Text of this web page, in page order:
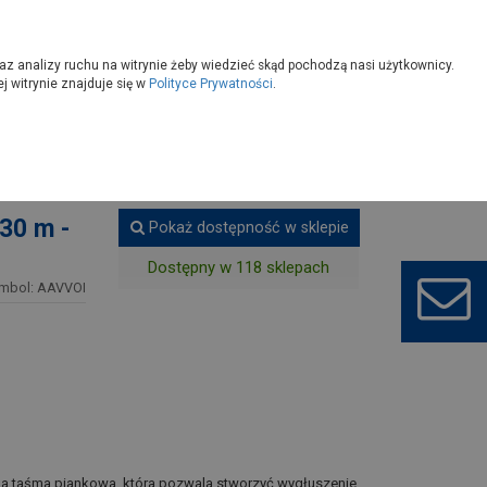
m -
AAVVOI
Pokaż dostępność w sklepie
Dostępny w 118 sklepach
taśma piankowa, która pozwala stworzyć wygłuszenie
analizy ruchu na witrynie żeby wiedzieć skąd pochodzą nasi użytkownicy.
witrynie znajduje się w Polityce Prywatności.